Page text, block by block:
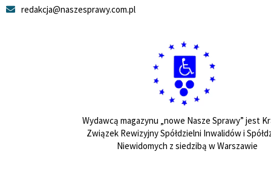
redakcja@naszesprawy.com.pl
Wydawcą magazynu „nowe Nasze Sprawy” jest
Związek Rewizyjny Spółdzielni Inwalidów i
Niewidomych z siedzibą w Warszawie